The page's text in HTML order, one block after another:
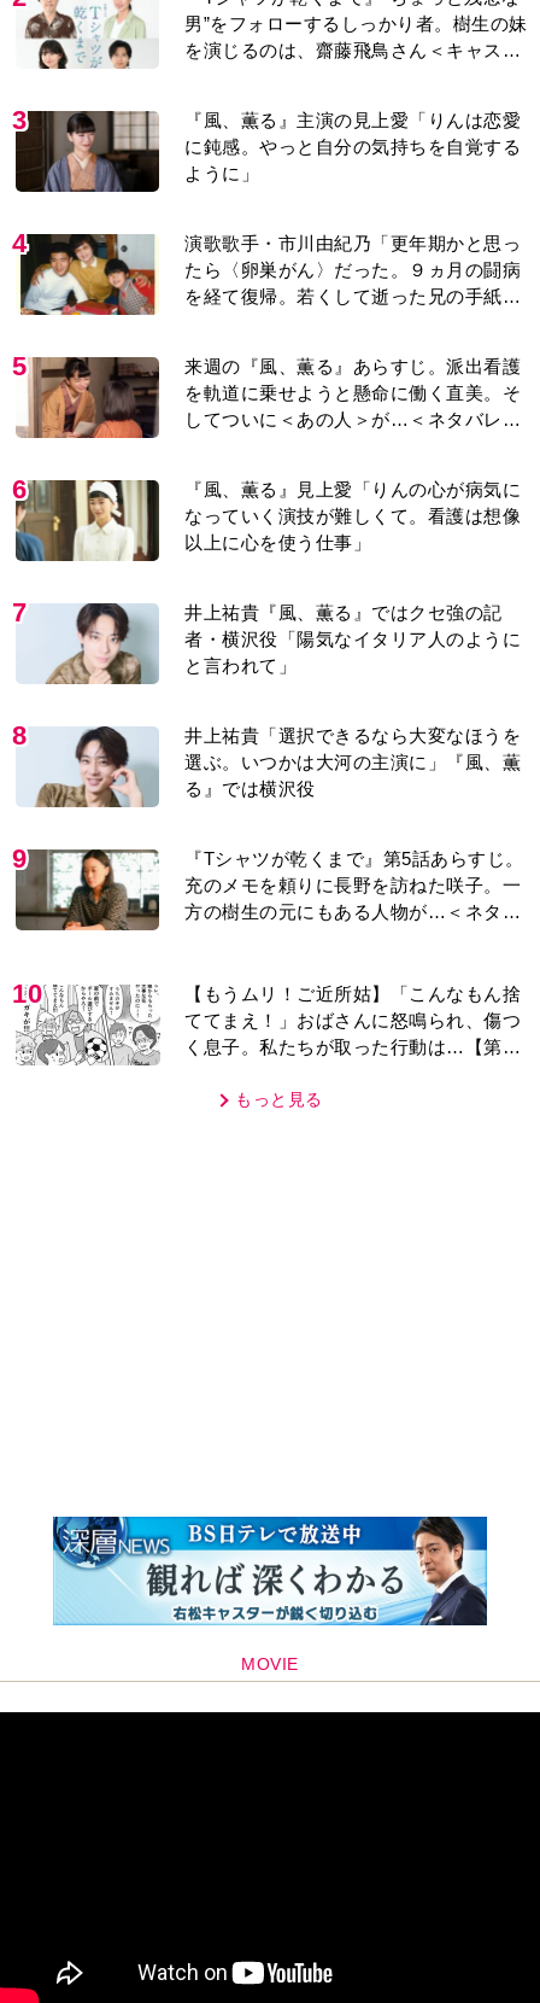
紹介＞
『風、薫る』主演の見上愛「りんは恋愛
ように」
4
演歌歌手・市川由紀乃「更年期かと思っ
を経て復帰。若くして逝った兄の手紙を
今も支えに」【2026上半期BEST】
5
来週の『風、薫る』あらすじ。派出看護
してついに＜あの人＞が…＜ネタバレあ
り＞
6
『風、薫る』見上愛「りんの心が病気に
以上に心を使う仕事」
7
井上祐貴『風、薫る』ではクセ強の記
と言われて」
8
井上祐貴「選択できるなら大変なほうを
る』では横沢役
9
『Tシャツが乾くまで』第5話あらすじ。
方の樹生の元にもある人物が…＜ネタバ
レあり＞
10
く息子。私たちが取った行動は…【第3
話】
もっと見る